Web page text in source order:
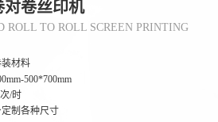
对卷丝印机
ROLL TO ROLL SCREEN PRINTING
材料
500*700mm
/时
制各种尺寸